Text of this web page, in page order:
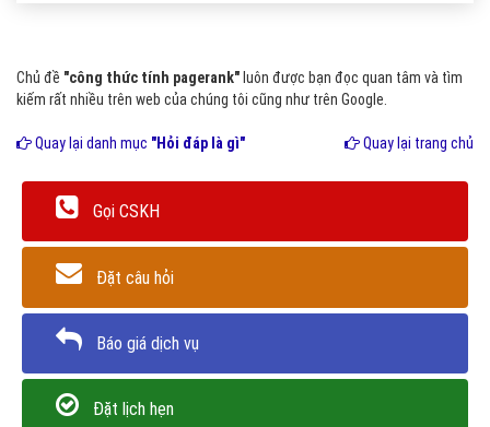
Chủ đề "công thức tính pagerank" luôn được bạn đọc quan tâm và tìm
kiếm rất nhiều trên web của chúng tôi cũng như trên Google.
Quay lại danh mục "Hỏi đáp là gì" Quay lại trang chủ
Gọi CSKH
Đặt câu hỏi
Báo giá dịch vụ
Đặt lịch hẹn